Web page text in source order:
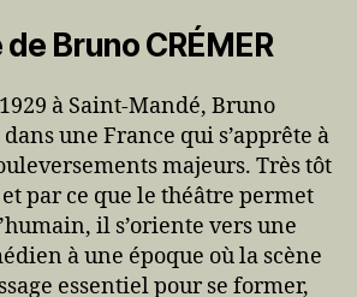
Bruno CRÉMER
à Saint-Mandé, Bruno
une France qui s’apprête à
majeurs. Très tôt
par ce que le théâtre permet
il s’oriente vers une
à une époque où la scène
essentiel pour se former,